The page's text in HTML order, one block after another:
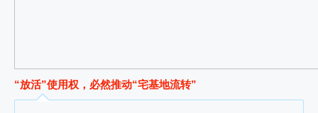
“放活”使用权，必然推动“宅基地流转”